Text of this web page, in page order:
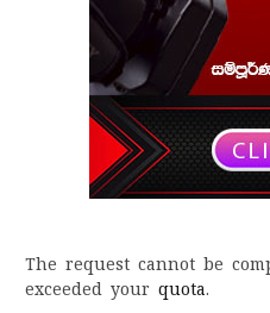
The request cannot be
exceeded your quota.